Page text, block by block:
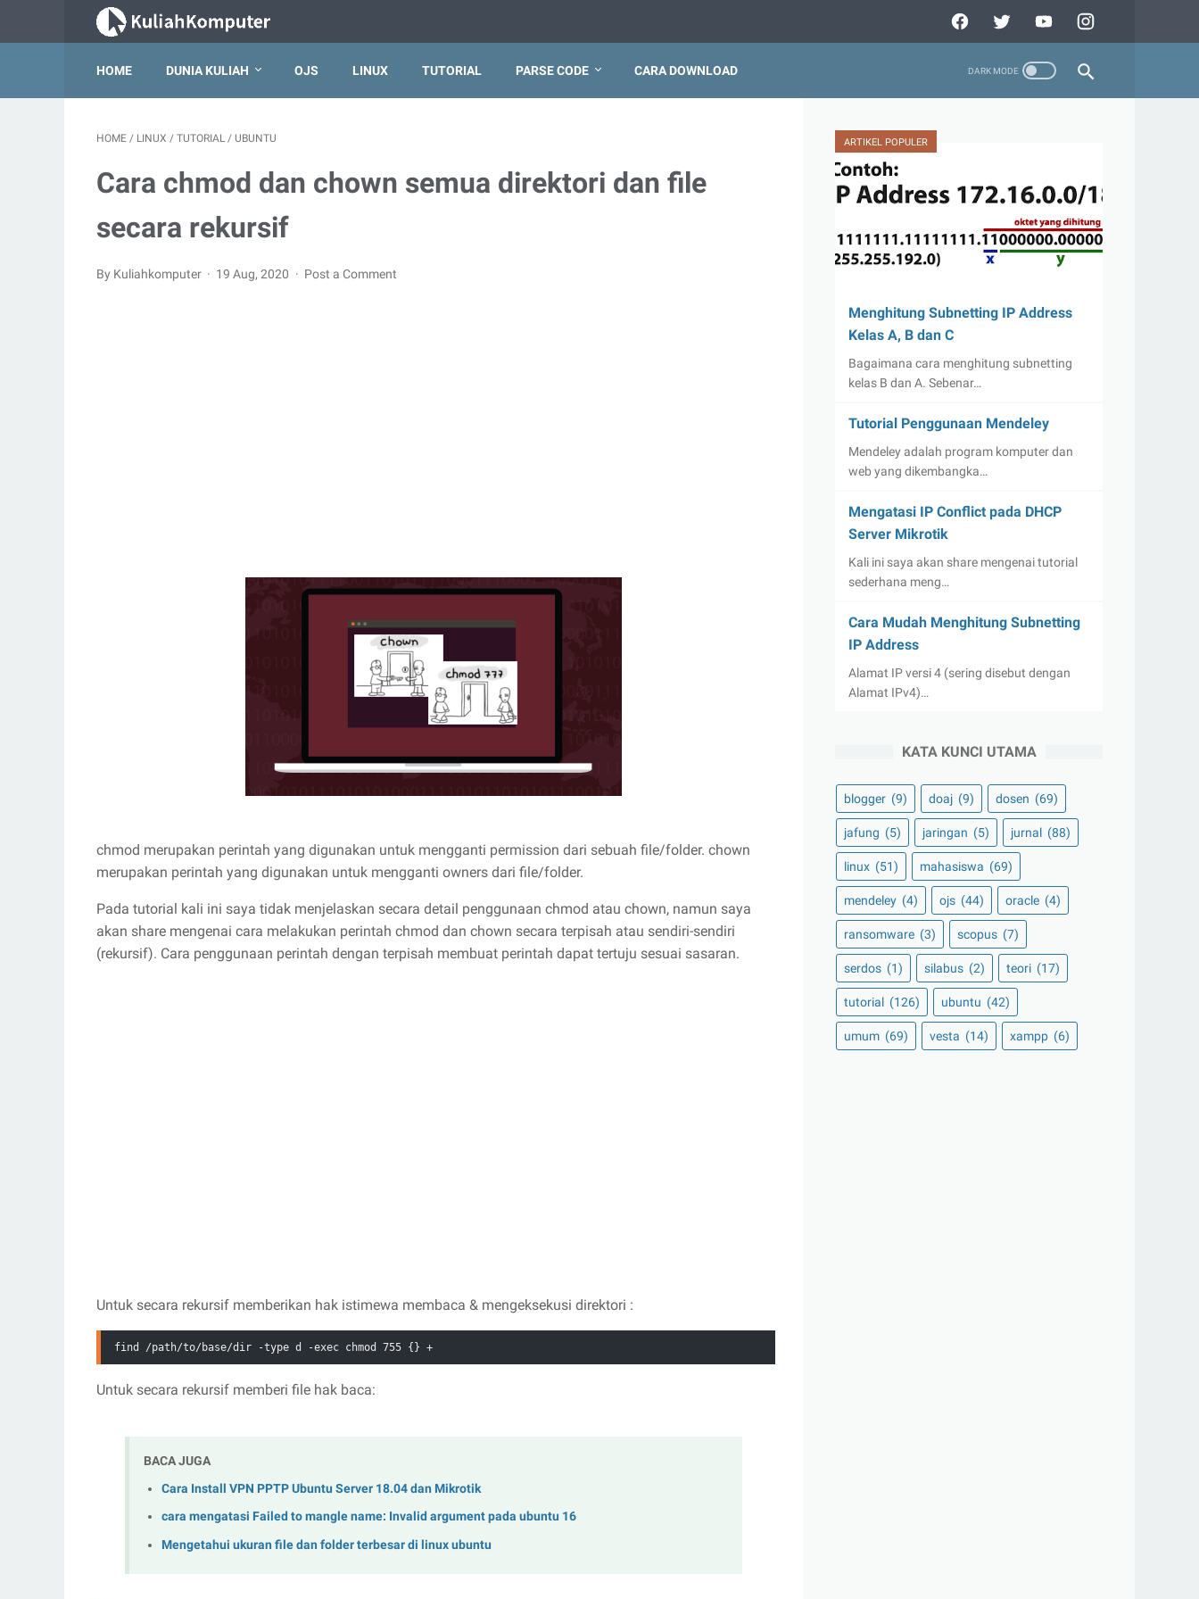
HOME DUNIA KULIAH OJS LINUX TUTORIAL PARSE CODE CARA DOWNLOAD
HOME / LINUX / TUTORIAL / UBUNTU
Cara chmod dan chown semua direktori dan file
secara rekursif
By Kuliahkomputer 19 Aug, 2020 Post a Comment
chmod merupakan perintah yang digunakan untuk mengganti permission dari sebuah file/folder. chown
merupakan perintah yang digunakan untuk mengganti owners dari file/folder.
Pada tutorial kali ini saya tidak menjelaskan secara detail penggunaan chmod atau chown, namun saya
akan share mengenai cara melakukan perintah chmod dan chown secara terpisah atau sendiri-sendiri
(rekursif). Cara penggunaan perintah dengan terpisah membuat perintah dapat tertuju sesuai sasaran.
Untuk secara rekursif memberikan hak istimewa membaca & mengeksekusi direktori :
find /path/to/base/dir -type d -exec chmod 755 {} +
Untuk secara rekursif memberi file hak baca:
BACA JUGA
Cara Install VPN PPTP Ubuntu Server 18.04 dan Mikrotik
cara mengatasi Failed to mangle name: Invalid argument pada ubuntu 16
Mengetahui ukuran file dan folder terbesar di linux ubuntu
ARTIKEL POPULER
Menghitung Subnetting IP Address
Kelas A, B dan C
Bagaimana cara menghitung subnetting
kelas B dan A. Sebenar…
Tutorial Penggunaan Mendeley
Mendeley adalah program komputer dan
web yang dikembangka…
Mengatasi IP Conflict pada DHCP
Server Mikrotik
Kali ini saya akan share mengenai tutorial
sederhana meng…
Cara Mudah Menghitung Subnetting
IP Address
Alamat IP versi 4 (sering disebut dengan
Alamat IPv4)…
KATA KUNCI UTAMA
blogger (9) doaj (9) dosen (69)
jafung (5) jaringan (5) jurnal (88)
linux (51) mahasiswa (69)
mendeley (4) ojs (44) oracle (4)
ransomware (3) scopus (7)
serdos (1) silabus (2) teori (17)
tutorial (126) ubuntu (42)
umum (69) vesta (14) xampp (6)